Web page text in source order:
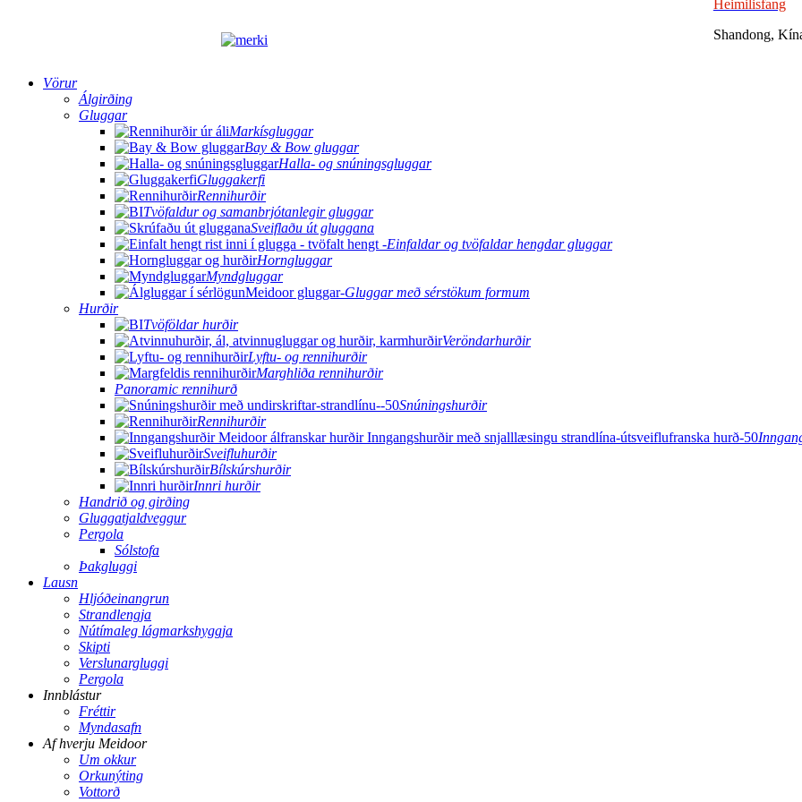
Heimilisfang
Shandong,
Vörur
Álgirðing
Gluggar
Markísgluggar
Bay & Bow gluggar
Halla- og snúningsgluggar
Gluggakerfi
Rennihurðir
Tvöfaldur og samanbrjótanlegir gluggar
Sveiflaðu út gluggana
Einfaldar og tvöfaldar hengdar gluggar
Horngluggar
Myndgluggar
Gluggar með sérstökum formum
Hurðir
Tvöföldar hurðir
Veröndarhurðir
Lyftu- og rennihurðir
Marghliða rennihurðir
Panoramic rennihurð
Snúningshurðir
Rennihurðir
Sveifluhurðir
Bílskúrshurðir
Innri hurðir
Handrið og girðing
Gluggatjaldveggur
Pergola
Sólstofa
Þakgluggi
Lausn
Hljóðeinangrun
Strandlengja
Nútímaleg lágmarkshyggja
Skipti
Verslunargluggi
Pergola
Innblástur
Fréttir
Myndasafn
Af hverju Meidoor
Um okkur
Orkunýting
Vottorð